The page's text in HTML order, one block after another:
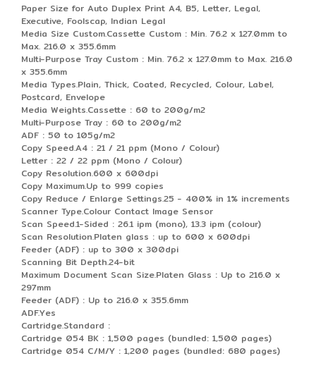
Paper Size for Auto Duplex Print A4, B5, Letter, Legal,
Executive, Foolscap, Indian Legal
Media Size Custom.Cassette Custom : Min. 76.2 x 127.0mm to
Max. 216.0 x 355.6mm
Multi-Purpose Tray Custom : Min. 76.2 x 127.0mm to Max. 216.0
x 355.6mm
Media Types.Plain, Thick, Coated, Recycled, Colour, Label,
Postcard, Envelope
Media Weights.Cassette : 60 to 200g/m2
Multi-Purpose Tray : 60 to 200g/m2
ADF : 50 to 105g/m2
Copy Speed.A4 : 21 / 21 ppm (Mono / Colour)
Letter : 22 / 22 ppm (Mono / Colour)
Copy Resolution.600 x 600dpi
Copy Maximum.Up to 999 copies
Copy Reduce / Enlarge Settings.25 - 400% in 1% increments
Scanner Type.Colour Contact Image Sensor
Scan Speed.1-Sided : 26.1 ipm (mono), 13.3 ipm (colour)
Scan Resolution.Platen glass : up to 600 x 600dpi
Feeder (ADF) : up to 300 x 300dpi
Scanning Bit Depth.24-bit
Maximum Document Scan Size.Platen Glass : Up to 216.0 x
297mm
Feeder (ADF) : Up to 216.0 x 355.6mm
ADF.Yes
Cartridge.Standard :
Cartridge 054 BK : 1,500 pages (bundled: 1,500 pages)
Cartridge 054 C/M/Y : 1,200 pages (bundled: 680 pages)